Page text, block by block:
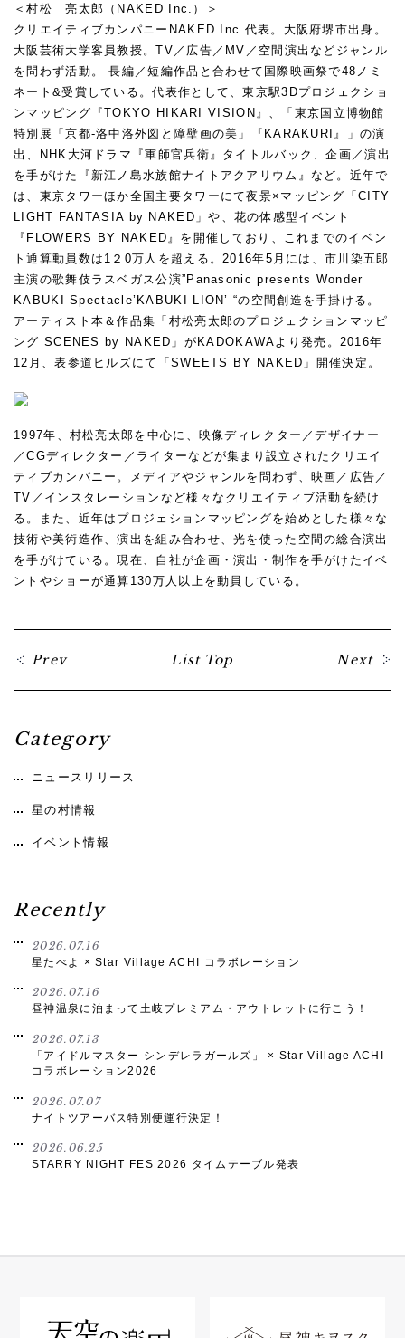
＜村松 亮太郎（NAKED Inc.）＞
クリエイティブカンパニーNAKED Inc.代表。大阪府堺市出身。
大阪芸術大学客員教授。TV／広告／MV／空間演出などジャンル
を問わず活動。 長編／短編作品と合わせて国際映画祭で48ノミ
ネート&受賞している。代表作として、東京駅3Dプロジェクショ
ンマッピング『TOKYO HIKARI VISION』、「東京国立博物館
特別展「京都-洛中洛外図と障壁画の美」『KARAKURI』」の演
出、NHK大河ドラマ『軍師官兵衛』タイトルバック、企画／演出
を手がけた『新江ノ島水族館ナイトアクアリウム』など。近年で
は、東京タワーほか全国主要タワーにて夜景×マッピング「CITY
LIGHT FANTASIA by NAKED」や、花の体感型イベント
『FLOWERS BY NAKED』を開催しており、これまでのイベン
ト通算動員数は1２0万人を超える。2016年5月には、市川染五郎
主演の歌舞伎ラスベガス公演”Panasonic presents Wonder
KABUKI Spectacle’KABUKI LION’ “の空間創造を手掛ける。
アーティスト本＆作品集「村松亮太郎のプロジェクションマッピ
ング SCENES by NAKED」がKADOKAWAより発売。2016年
12月、表参道ヒルズにて「SWEETS BY NAKED」開催決定。
1997年、村松亮太郎を中心に、映像ディレクター／デザイナー
／CGディレクター／ライターなどが集まり設立されたクリエイ
ティブカンパニー。メディアやジャンルを問わず、映画／広告／
TV／インスタレーションなど様々なクリエイティブ活動を続け
る。また、近年はプロジェションマッピングを始めとした様々な
技術や美術造作、演出を組み合わせ、光を使った空間の総合演出
を手がけている。現在、自社が企画・演出・制作を手がけたイベ
ントやショーが通算130万人以上を動員している。
Prev List Top Next
Category
ニュースリリース
星の村情報
イベント情報
Recently
2026.07.16
星たべよ × Star Village ACHI コラボレーション
2026.07.16
昼神温泉に泊まって土岐プレミアム・アウトレットに行こう！
2026.07.13
「アイドルマスター シンデレラガールズ」 × Star Village ACHI
コラボレーション2026
2026.07.07
ナイトツアーバス特別便運行決定！
2026.06.25
STARRY NIGHT FES 2026 タイムテーブル発表